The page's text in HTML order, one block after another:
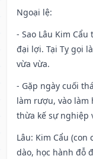
Ngoại lệ:
- Sao Lâu Kim
đại lợi. Tại Tỵ gọi
vừa vừa.
- Gặp ngày cuối
làm rượu, vào làm
thừa kế sự nghiệp
Lâu: Kim Cẩu
dào, học hành đỗ